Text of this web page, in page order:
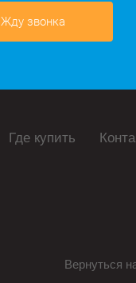
Жду звонка
Где купить
Вернуться